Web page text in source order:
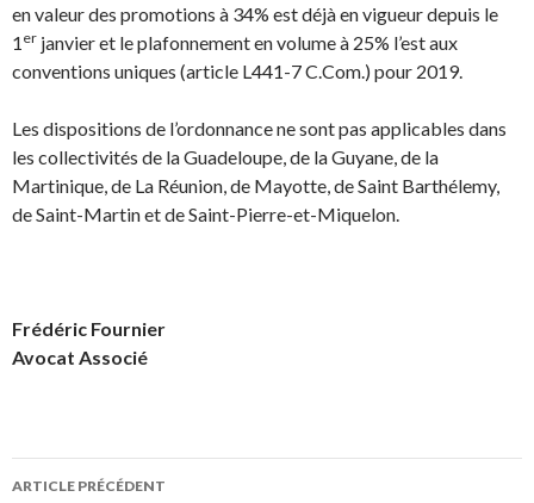
en valeur des promotions à 34% est déjà en vigueur depuis le
1 er janvier et le plafonnement en volume à 25% l’est aux
conventions uniques (article L441-7 C.Com.) pour 2019.
Les dispositions de l’ordonnance ne sont pas applicables dans
les collectivités de la Guadeloupe, de la Guyane, de la
Martinique, de La Réunion, de Mayotte, de Saint Barthélemy,
de Saint-Martin et de Saint-Pierre-et-Miquelon.
Frédéric Fournier
Avocat Associé
Navigation
ARTICLE PRÉCÉDENT